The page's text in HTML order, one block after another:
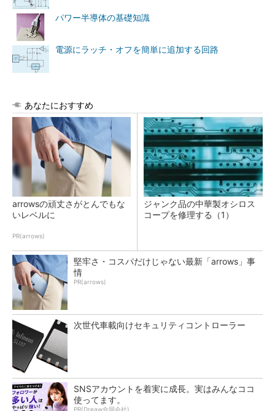
パワー半導体の基礎知識
電源にラッチ・オフを簡単に追加する回路
あなたにおすすめ
arrowsの頑丈さがとんでもな
いレベルに
PR(arrows)
ジャンク品の中華製オシロス
コープを修理する（1）
堅牢さ・コスパだけじゃない最新「arrows」事
情
PR(arrows)
次世代車載向けセキュリティコントローラー
SNSアカウントを着実に成長。実はみんなココ
使ってます。
PR(Dreaw合同会社)